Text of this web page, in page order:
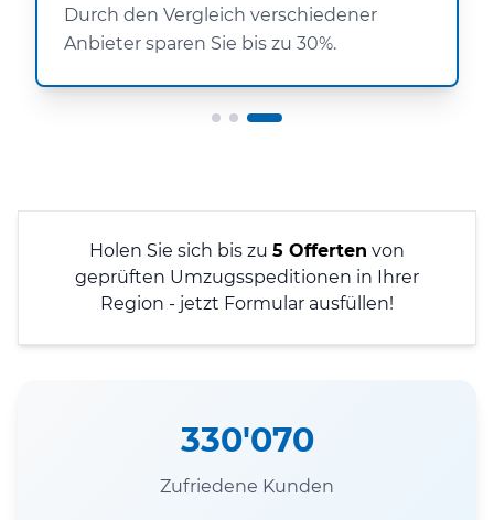
Durch den Vergleich verschiedener
Anbieter sparen Sie bis zu 30%.
Holen Sie sich bis zu 5 Offerten von
geprüften Umzugsspeditionen in Ihrer
Region - jetzt Formular ausfüllen!
330'070
Zufriedene Kunden